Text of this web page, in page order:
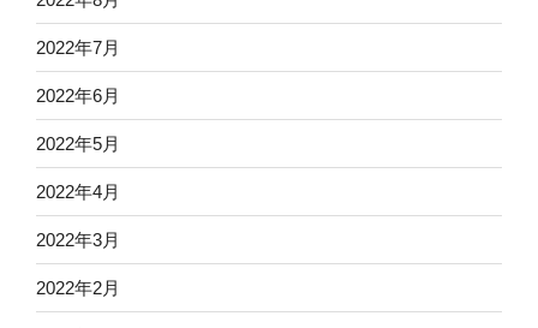
2022年7月
2022年6月
2022年5月
2022年4月
2022年3月
2022年2月